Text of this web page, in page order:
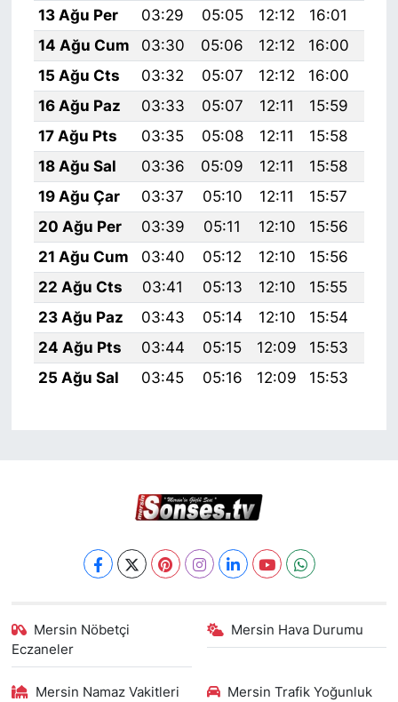
13 Ağu Per
03:29 05:05 12:12 16:01
14 Ağu Cum
03:30 05:06 12:12 16:00
15 Ağu Cts
03:32 05:07 12:12 16:00
16 Ağu Paz
03:33 05:07 12:11 15:59
17 Ağu Pts
03:35 05:08 12:11 15:58
18 Ağu Sal
03:36 05:09 12:11 15:58
19 Ağu Çar
03:37 05:10 12:11 15:57
20 Ağu Per
03:39 05:11 12:10 15:56
21 Ağu Cum
03:40 05:12 12:10 15:56
22 Ağu Cts
03:41 05:13 12:10 15:55
23 Ağu Paz
03:43 05:14 12:10 15:54
24 Ağu Pts
03:44 05:15 12:09 15:53
25 Ağu Sal
03:45 05:16 12:09 15:53
Mersin Nöbetçi
Eczaneler
Mersin Hava Durumu
Mersin Namaz Vakitleri Mersin Trafik Yoğunluk